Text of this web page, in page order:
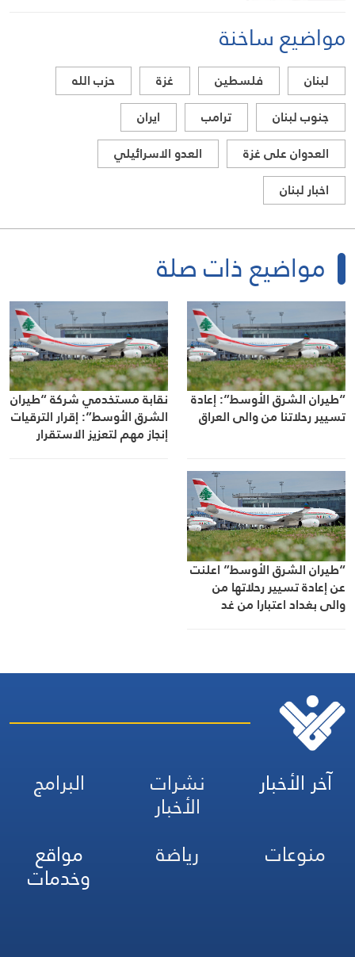
مواضيع ساخنة
لبنان فلسطين غزة
حزب الله
جنوب لبنان
ترامب
ايران
العدوان على غزة
العدو الاسرائيلي
اخبار لبنان
مواضيع ذات صلة
“طيران الشرق الأوسط”: إعادة
تسيير رحلاتنا من والى العراق
نقابة مستخدمي شركة “طيران
الشرق الأوسط”: إقرار الترقيات
إنجاز مهم لتعزيز الاستقرار
“طيران الشرق الأوسط” اعلنت
عن إعادة تسيير رحلاتها من
والى بغداد اعتبارا من غد
آخر الأخبار نشرات
الأخبار
البرامج
منوعات
رياضة مواقع
وخدمات